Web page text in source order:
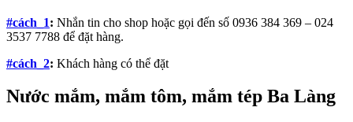
#cách_1: Nhắn tin cho shop hoặc gọi đến số 0936 384 369 – 024
3537 7788 để đặt hàng.
#cách_2: Khách hàng có thể đặt
Nước mắm, mắm tôm, mắm tép Ba Làng